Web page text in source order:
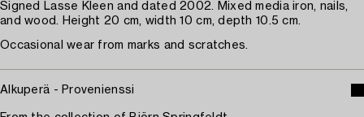
Signed Lasse Kleen and dated 2002. Mixed media iron, nails,
and wood. Height 20 cm, width 10 cm, depth 10.5 cm.
Occasional wear from marks and scratches.
Alkuperä - Provenienssi